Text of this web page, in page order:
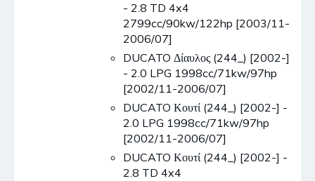
- 2.8 TD 4x4
2799cc/90kw/122hp [2003/11-
2006/07]
DUCATO Δίαυλος (244_) [2002-]
- 2.0 LPG 1998cc/71kw/97hp
[2002/11-2006/07]
DUCATO Κουτί (244_) [2002-] -
2.0 LPG 1998cc/71kw/97hp
[2002/11-2006/07]
DUCATO Κουτί (244_) [2002-] -
2.8 TD 4x4